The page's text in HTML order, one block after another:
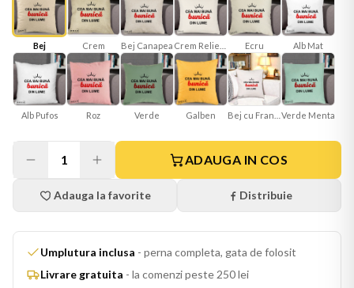
Bej Crem Bej Canapea Ecru Alb Mat
Alb Pufos Roz Verde Galben Verde Menta
1 ADAUGA IN COS
Adauga la favorite Distribuie
Umplutura inclusa - perna completa, gata de folosit
Livrare gratuita - la comenzi peste 250 lei